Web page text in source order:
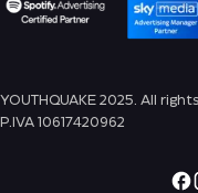
YOUTHQUAKE 2025. All
P.IVA 10617420962